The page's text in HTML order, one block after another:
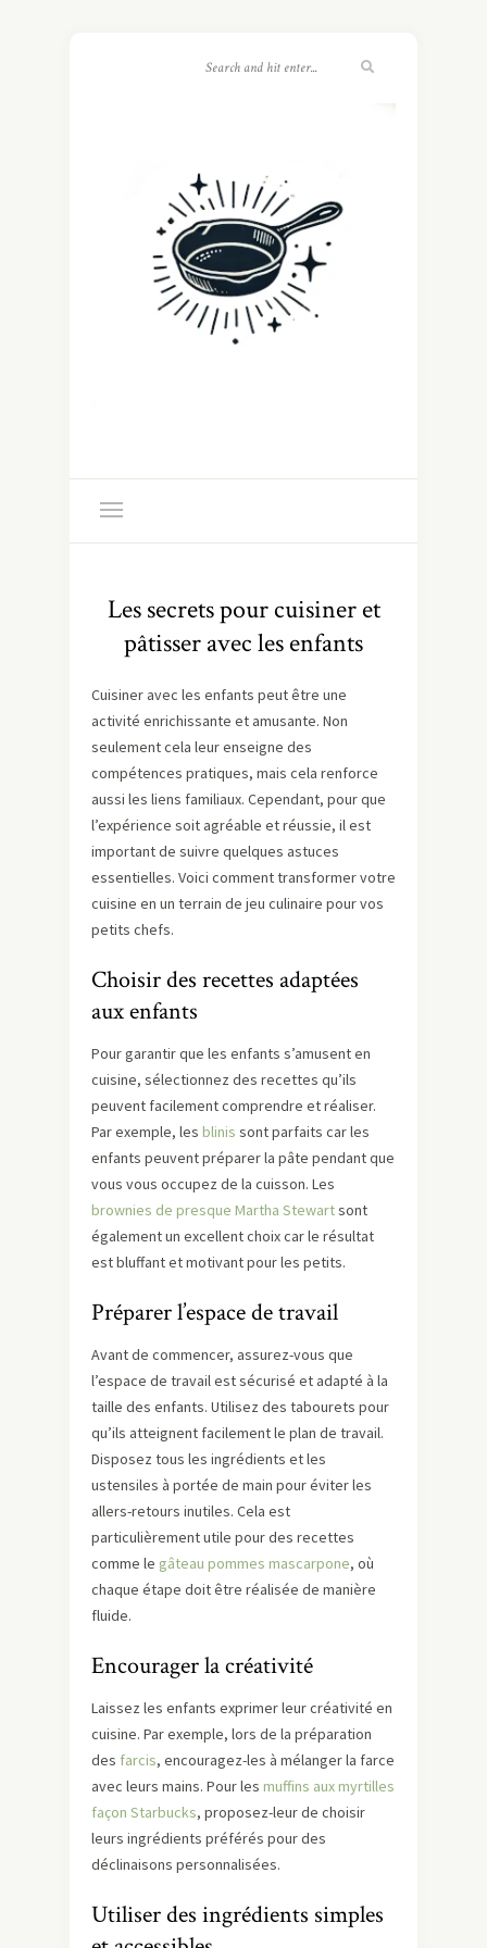
Les secrets pour cuisiner et
pâtisser avec les enfants
Cuisiner avec les enfants peut être une
activité enrichissante et amusante. Non
seulement cela leur enseigne des
compétences pratiques, mais cela renforce
aussi les liens familiaux. Cependant, pour que
l’expérience soit agréable et réussie, il est
important de suivre quelques astuces
essentielles. Voici comment transformer votre
cuisine en un terrain de jeu culinaire pour vos
petits chefs.
Choisir des recettes adaptées
aux enfants
Pour garantir que les enfants s’amusent en
cuisine, sélectionnez des recettes qu’ils
peuvent facilement comprendre et réaliser.
Par exemple, les blinis sont parfaits car les
enfants peuvent préparer la pâte pendant que
vous vous occupez de la cuisson. Les
brownies de presque Martha Stewartsont
également un excellent choix car le résultat
est bluffant et motivant pour les petits.
Préparer l’espace de travail
Avant de commencer, assurez-vous que
l’espace de travail est sécurisé et adapté à la
taille des enfants. Utilisez des tabourets pour
qu’ils atteignent facilement le plan de travail.
Disposez tous les ingrédients et les
ustensiles à portée de main pour éviter les
allers-retours inutiles. Cela est
particulièrement utile pour des recettes
comme le gâteau pommes mascarpone, où
chaque étape doit être réalisée de manière
fluide.
Encourager la créativité
Laissez les enfants exprimer leur créativité en
cuisine. Par exemple, lors de la préparation
des farcis, encouragez-les à mélanger la farce
avec leurs mains. Pour les muffins aux myrtilles
façon Starbucks, proposez-leur de choisir
leurs ingrédients préférés pour des
déclinaisons personnalisées.
Utiliser des ingrédients simples